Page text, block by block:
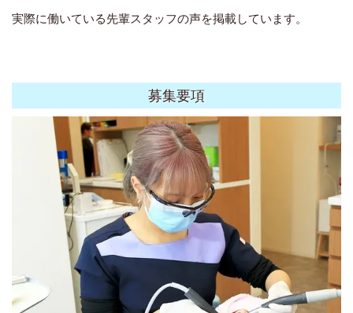
実際に働いている先輩スタッフの声を掲載しています。
募集要項